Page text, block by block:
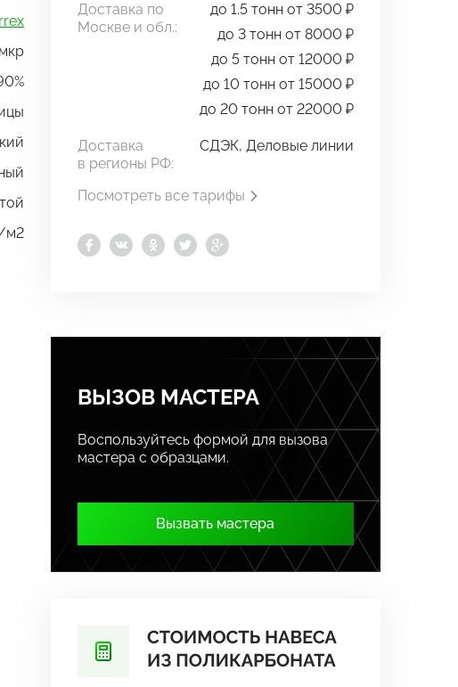
м2
Доставка по
Москве и обл.:
до 1.5 тонн от 3500 ₽
до 3 тонн от 8000 ₽
до 5 тонн от 12000 ₽
до 10 тонн от 15000 ₽
до 20 тонн от 22000 ₽
Доставка
в регионы РФ:
СДЭК, Деловые линии
Посмотреть все тарифы
ВЫЗОВ МАСТЕРА
Воспользуйтесь формой для вызова
мастера с образцами.
Вызвать мастера